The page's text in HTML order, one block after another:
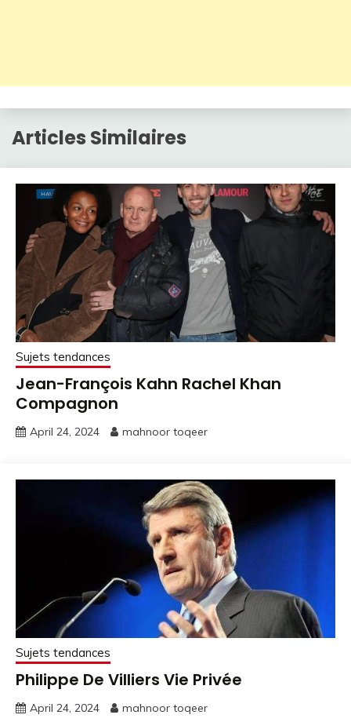
Articles Similaires
Sujets tendances
Jean-François Kahn Rachel Khan
Compagnon
April 24, 2024 mahnoor toqeer
Sujets tendances
Philippe De Villiers Vie Privée
April 24, 2024 mahnoor toqeer